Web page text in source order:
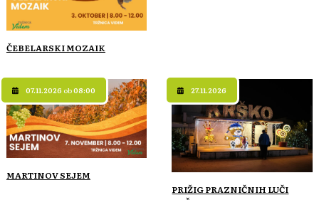
ČEBELARSKI MOZAIK
07.11.2026 ob08:00
MARTINOV SEJEM
27.11.2026
PRIŽIG PRAZNIČNIH LUČI